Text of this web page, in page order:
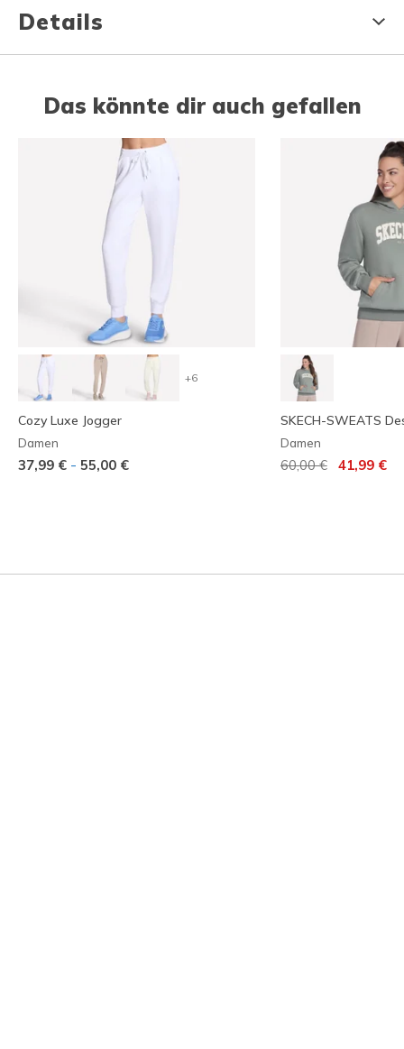
Details
Das könnte dir auch gefallen
+6
Cozy Luxe Jogger
Damen
37,99 € - 55,00 €
SKECH-SWEATS
Damen
Reduziert von
60,00 €auf41,99 €